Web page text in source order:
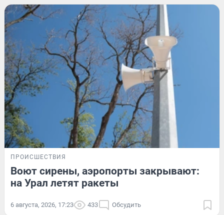
ПРОИСШЕСТВИЯ
Воют сирены, аэропорты закрывают:
на Урал летят ракеты
6 августа, 2026, 17:23 433 Обсудить